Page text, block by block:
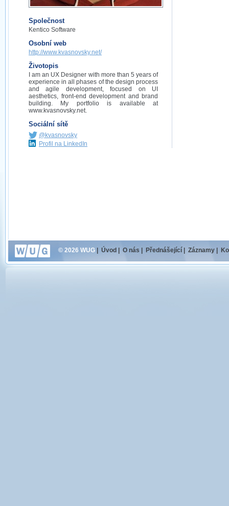
Společnost
Kentico Software
Osobní web
http://www.kvasnovsky.net/
Životopis
I am an UX Designer with more than 5 years of
experience in all phases of the design process
and agile development, focused on UI
aesthetics, front-end development and brand
building. My portfolio is available at
www.kvasnovsky.net.
Sociální sítě
@kvasnovsky
Profil na LinkedIn
© 2026 WUG Úvod O nás Přednášející Záznamy